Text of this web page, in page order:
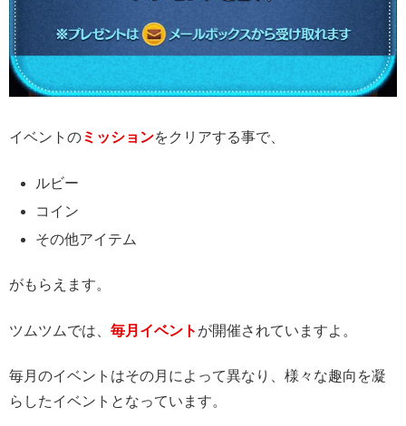
イベントのミッションをクリアする事で、
ルビー
コイン
その他アイテム
がもらえます。
ツムツムでは、 毎月イベント が開催されていますよ。
毎月のイベントはその月によって異なり、様々な趣向を凝
らしたイベントとなっています。